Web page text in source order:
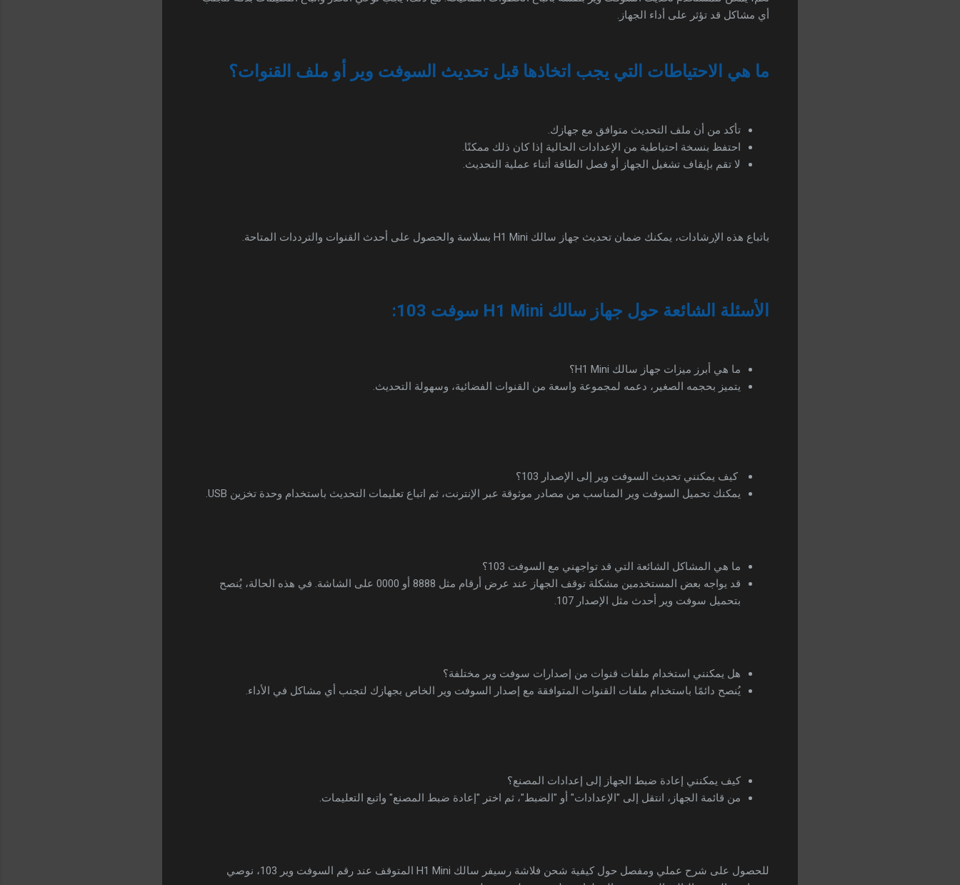
أي مشاكل قد تؤثر على أداء الجهاز.
ما هي الاحتياطات التي يجب اتخاذها قبل تحديث السوفت وير أو ملف القنوات؟
تأكد من أن ملف التحديث متوافق مع جهازك.
احتفظ بنسخة احتياطية من الإعدادات الحالية إذا كان ذلك ممكنًا.
لا تقم بإيقاف تشغيل الجهاز أو فصل الطاقة أثناء عملية التحديث.
باتباع هذه الإرشادات، يمكنك ضمان تحديث جهاز سالك H1 Mini بسلاسة والحصول على أحدث القنوات والترددات المتاحة.
الأسئلة الشائعة حول جهاز سالك H1 Mini سوفت 103:
ما هي أبرز ميزات جهاز سالك H1 Mini؟
يتميز بحجمه الصغير، دعمه لمجموعة واسعة من القنوات الفضائية، وسهولة التحديث.
كيف يمكنني تحديث السوفت وير إلى الإصدار 103؟
يمكنك تحميل السوفت وير المناسب من مصادر موثوقة عبر الإنترنت، ثم اتباع تعليمات التحديث باستخدام وحدة تخزين USB.
ما هي المشاكل الشائعة التي قد تواجهني مع السوفت 103؟
قد يواجه بعض المستخدمين مشكلة توقف الجهاز عند عرض أرقام مثل 8888 أو 0000 على الشاشة. في هذه الحالة، يُنصح
بتحميل سوفت وير أحدث مثل الإصدار 107.
هل يمكنني استخدام ملفات قنوات من إصدارات سوفت وير مختلفة؟
يُنصح دائمًا باستخدام ملفات القنوات المتوافقة مع إصدار السوفت وير الخاص بجهازك لتجنب أي مشاكل في الأداء.
كيف يمكنني إعادة ضبط الجهاز إلى إعدادات المصنع؟
من قائمة الجهاز، انتقل إلى "الإعدادات" أو "الضبط"، ثم اختر "إعادة ضبط المصنع" واتبع التعليمات.
للحصول على شرح عملي ومفصل حول كيفية شحن فلاشة رسيفر سالك H1 Mini المتوقف عند رقم السوفت وير 103، نوصي